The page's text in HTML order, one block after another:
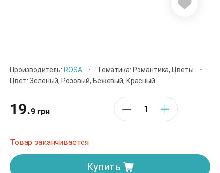
Производитель: ROSA • Тематика: Романтика, Цветы
•
Цвет: Зеленый, Розовый, Бежевый, Красный
19.9 грн
Товар заканчивается
Купить